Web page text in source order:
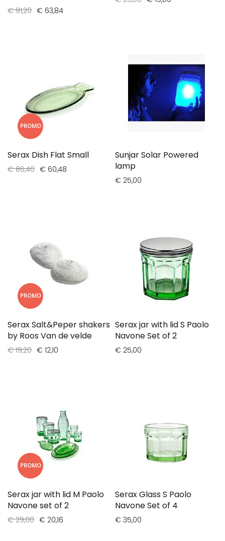
€ 63,84
€ 91,20
PROMO
Serax Dish Flat Small
€ 60,48
€ 86,40
Sunjar Solar Powered
lamp
€ 25,00
PROMO
Serax Salt&Peper shakers
by Roos Van de velde
€ 12,10
€ 19,20
Serax jar with lid S Paolo
Navone Set of 2
€ 25,00
PROMO
Serax jar with lid M Paolo
Navone set of 2
€ 20,16
€ 29,00
Serax Glass S Paolo
Navone Set of 4
€ 35,00